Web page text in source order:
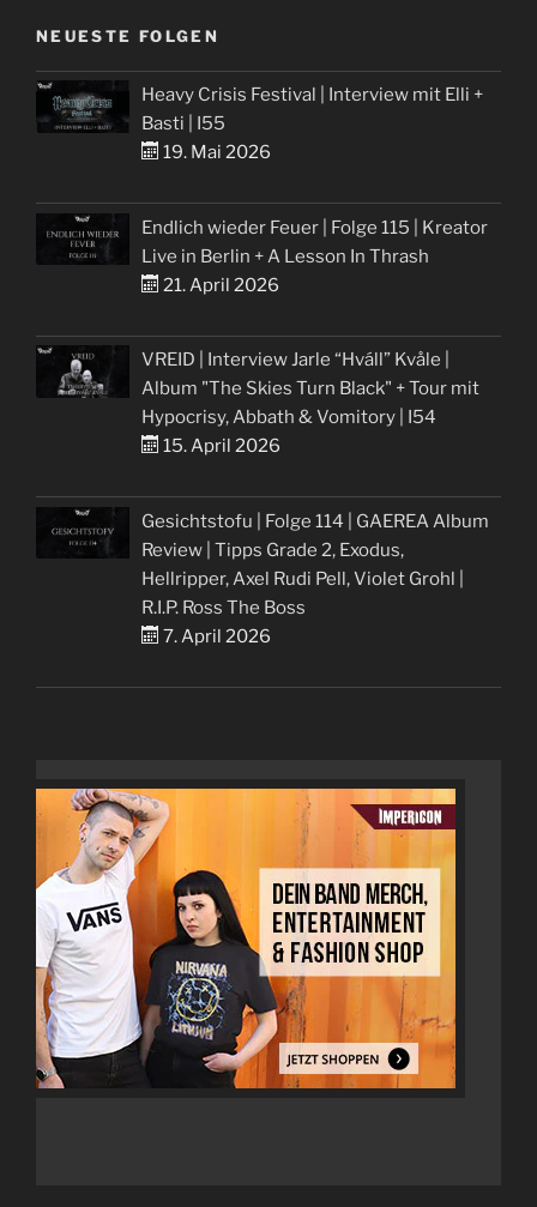
NEUESTE FOLGEN
Heavy Crisis Festival | Interview mit Elli +
Basti | I55
19. Mai 2026
Endlich wieder Feuer | Folge 115 | Kreator
Live in Berlin + A Lesson In Thrash
21. April 2026
VREID | Interview Jarle “Hváll” Kvåle |
Album "The Skies Turn Black" + Tour mit
Hypocrisy, Abbath & Vomitory | I54
15. April 2026
Gesichtstofu | Folge 114 | GAEREA Album
Review | Tipps Grade 2, Exodus,
Hellripper, Axel Rudi Pell, Violet Grohl |
R.I.P. Ross The Boss
7. April 2026